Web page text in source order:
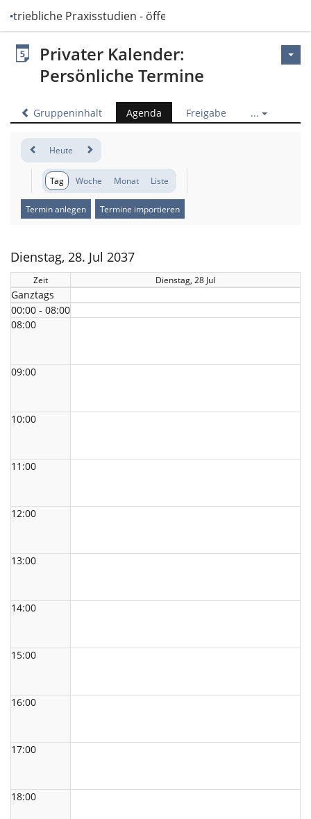
Betriebliche Praxisstudien - öffentlich
Privater Kalender:
Persönliche Termine
Gruppeninhalt Agenda Freigabe ...
Heute
Tag Woche Monat Liste
Termin anlegen Termine importieren
Dienstag, 28. Jul 2037
Zeit Dienstag, 28 Jul
Ganztags
00:00 - 08:00
08:00
09:00
10:00
11:00
12:00
13:00
14:00
15:00
16:00
17:00
18:00